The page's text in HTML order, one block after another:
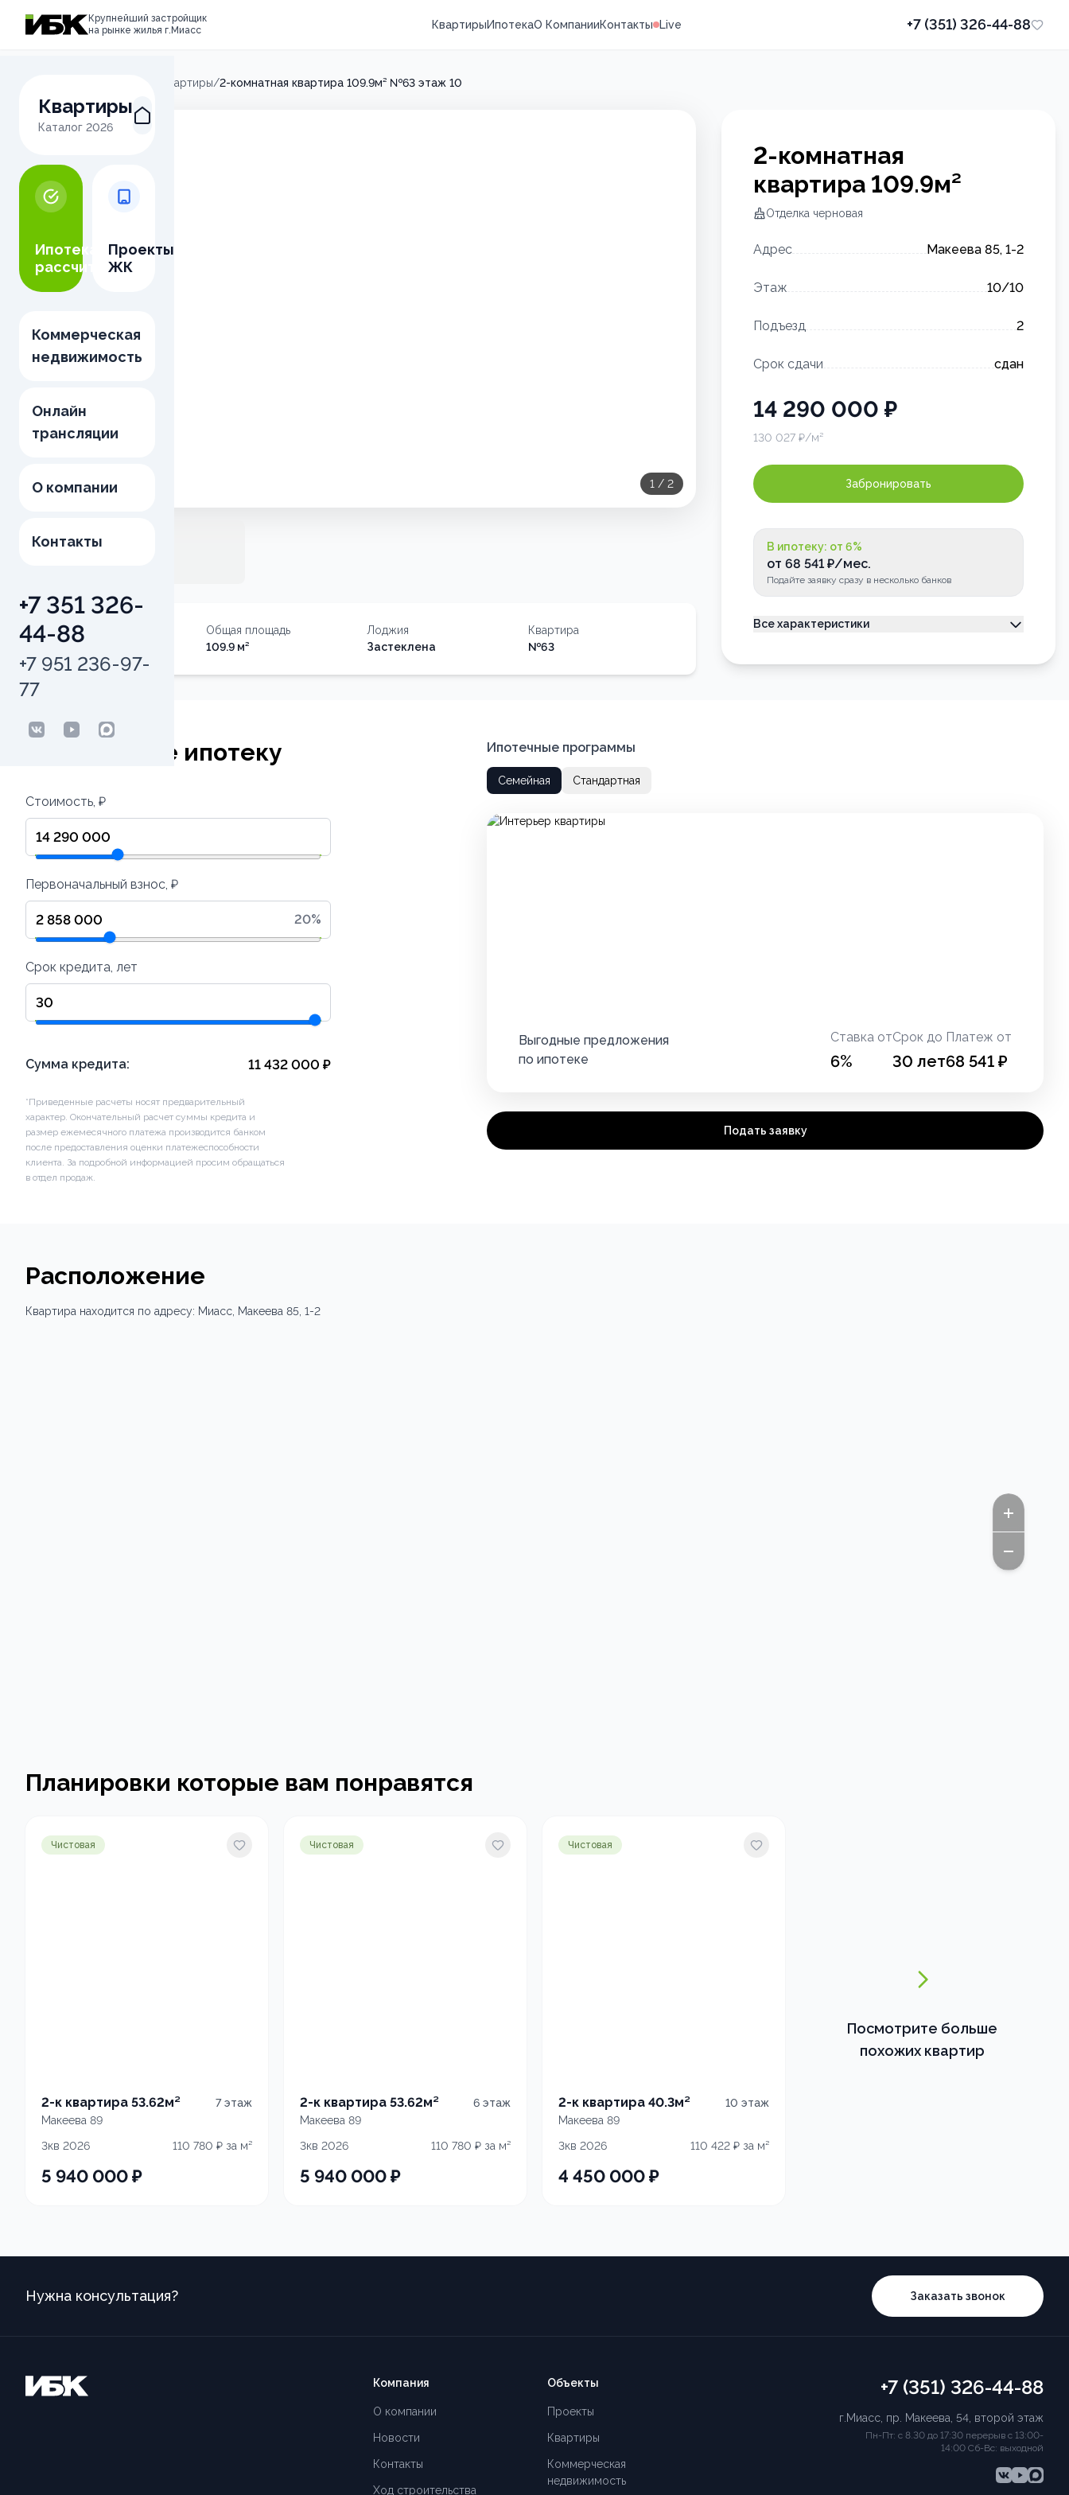
Крупнейший застройщик
на рынке жилья г.Миасс
КвартирыИпотекаО КомпанииКонтакты Live +7 (351) 326-44-88
Квартиры
Каталог 2026
Ипотека
рассчитать
Проекты
ЖК
Коммерческая
недвижимость
Онлайн
трансляции
О компании
Контакты
+7 351 326-
44-88
+7 951 236-97-
77
Квартиры/2-комнатная квартира 109.9м² №63 этаж 10
1 / 2
Тип недвижимости
Квартира
Общая площадь
109.9 м²
Лоджия
Застеклена
Квартира
№63
2-комнатная
квартира 109.9м²
Отделка черновая
Адрес Макеева 85, 1-2
Этаж 10/10
Подъезд 2
Срок сдачи сдан
14 290 000 ₽
130 027₽/м²
Забронировать
В ипотеку: от 6%
от 68 541₽/мес.
Подайте заявку сразу в несколько банков
Все характеристики
Номер квартиры
63
Рассчитайте ипотеку
Стоимость, ₽
Первоначальный взнос, ₽
20%
Срок кредита, лет
Сумма кредита: 11 432 000 ₽
*Приведенные расчеты носят предварительный
характер. Окончательный расчет суммы кредита и
размер ежемесячного платежа производится банком
после предоставления оценки платежеспособности
клиента. За подробной информацией просим обращаться
в отдел продаж.
Ипотечные программы
Семейная Стандартная
Выгодные предложения
по ипотеке
Ставка от
6%
Срок до
30 лет
Платеж от
68 541 ₽
Подать заявку
Расположение
Квартира находится по адресу: Миасс, Макеева 85 , 1-2
Планировки которые вам понравятся
Чистовая
2-к квартира 53.62м² 7этаж
Макеева 89
3кв 2026
110 780 ₽ за м²
5 940 000₽
Чистовая
2-к квартира 53.62м² 6 этаж
Макеева 89
3кв 2026
110 780 ₽ за м²
5 940 000₽
Чистовая
2-к квартира 40.3м² 10 этаж
Макеева 89
3кв 2026
110 422 ₽ за м²
4 450 000₽
Посмотрите больше
похожих квартир
Нужна консультация? Заказать звонок
Компания
О компании
Новости
Контакты
Ход строительства
Объекты
Проекты
Квартиры
Коммерческая
недвижимость
+7 (351) 326-44-88
г.Миасс, пр. Макеева, 54, второй этаж
Пн-Пт: с 8.30 до 17:30 перерыв с 13:00-
14:00 Сб-Вс: выходной